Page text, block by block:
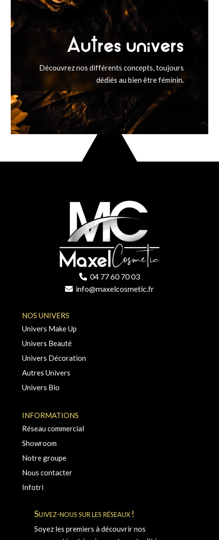
Autres univers
Découvrez nos différents concepts, toujours
dédiés au bien être féminin.
04 77 60 70 03
info@maxelcosmetic.fr
NOS UNIVERS
Univers Make Up
Univers Beauté
Univers Décoration
Autres Univers
Univers Bio
INFORMATIONS
Réseau commercial
Showroom
Notre groupe
Nous contacter
Infotri
Suivez-nous sur les réseaux !
Soyez les premiers à découvrir nos